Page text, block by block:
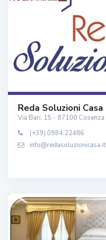
Reda Soluzioni Casa
Via Bari, 15 - 87100 Cosenza
(+39) 0984.22486
info@redasoluzionicasa.it